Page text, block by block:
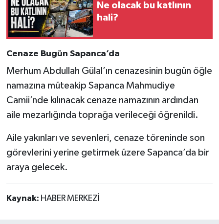
Ne olacak bu katlının
hali?
Cenaze Bugün Sapanca’da
Merhum Abdullah Gülal’ın cenazesinin bugün öğle
namazına müteakip Sapanca Mahmudiye
Camii’nde kılınacak cenaze namazının ardından
aile mezarlığında toprağa verileceği öğrenildi.
Aile yakınları ve sevenleri, cenaze töreninde son
görevlerini yerine getirmek üzere Sapanca’da bir
araya gelecek.
Kaynak: HABER MERKEZİ